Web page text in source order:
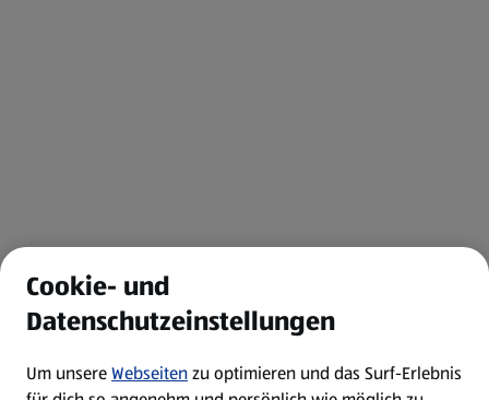
Cookie- und
Datenschutzeinstellungen
Um unsereWebseitenzu optimieren und das Surf-Erlebnis